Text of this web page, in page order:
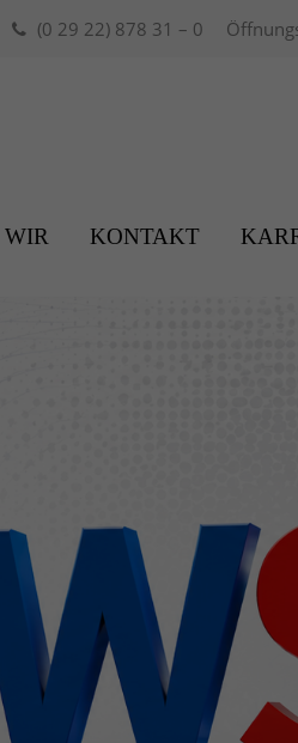
Aenean massa. Cum sociis
(0 29 22) 878 31 – 0
WIR KONTAKT